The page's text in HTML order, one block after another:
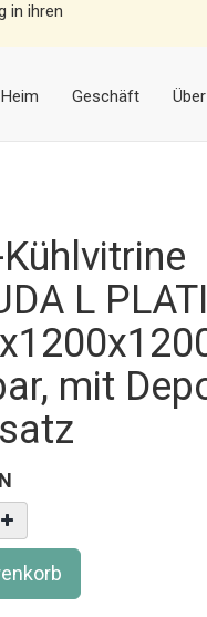
in ihren
Heim Geschäft
L
mit